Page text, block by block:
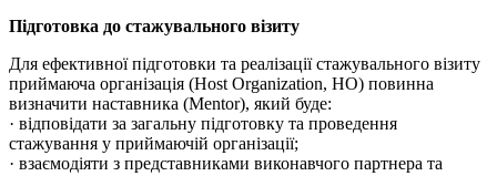
Підготовка до стажувального візиту
Для ефективної підготовки та реалізації стажувального візиту
приймаюча організація (Host Organization, HO) повинна
визначити наставника (Mentor), який буде:
· відповідати за загальну підготовку та проведення
стажування у приймаючій організації;
· взаємодіяти з представниками виконавчого партнера та